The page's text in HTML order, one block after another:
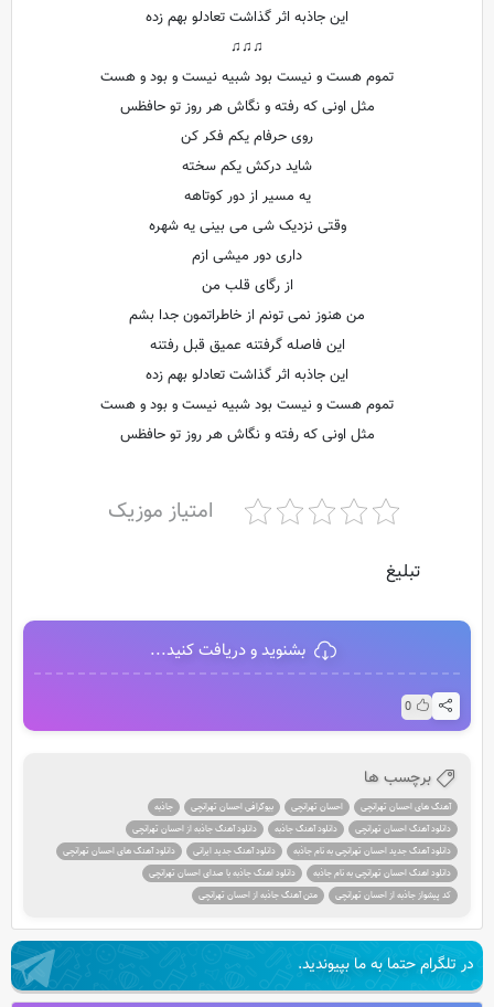
این جاذبه اثر گذاشت تعادلو بهم زده
♫♫♫
تموم هست و نیست بود شبیه نیست و بود و هست
مثل اونی که رفته و نگاش هر روز تو حافظس
روی حرفام یکم فکر کن
شاید درکش یکم سخته
یه مسیر از دور کوتاهه
وقتی نزدیک شی می بینی یه شهره
داری دور میشی ازم
از رگای قلب من
من هنوز نمی تونم از خاطراتمون جدا بشم
این فاصله گرفتنه عمیق قبل رفتنه
این جاذبه اثر گذاشت تعادلو بهم زده
تموم هست و نیست بود شبیه نیست و بود و هست
مثل اونی که رفته و نگاش هر روز تو حافظس
امتیاز موزیک
تبلیغ
بشنوید و دریافت کنید...
0
برچسب ها
آهنگ های احسان تهرانچی احسان تهرانچی بیوگرافی احسان تهرانچی
جاذبه
دانلود آهنگ احسان تهرانچی
دانلود آهنگ جاذبه
دانلود آهنگ جاذبه از احسان تهرانچی
دانلود آهنگ جدید احسان تهرانچی به نام جاذبه
دانلود آهنگ جدید ایرانی
دانلود آهنگ های احسان تهرانچی
دانلود اهنگ احسان تهرانچی به نام جاذبه
دانلود اهنگ جاذبه با صدای احسان تهرانچی
کد پیشواز جاذبه از احسان تهرانچی
متن آهنگ جاذبه از احسان تهرانچی
در تلگرام حتما به ما بپیوندید.